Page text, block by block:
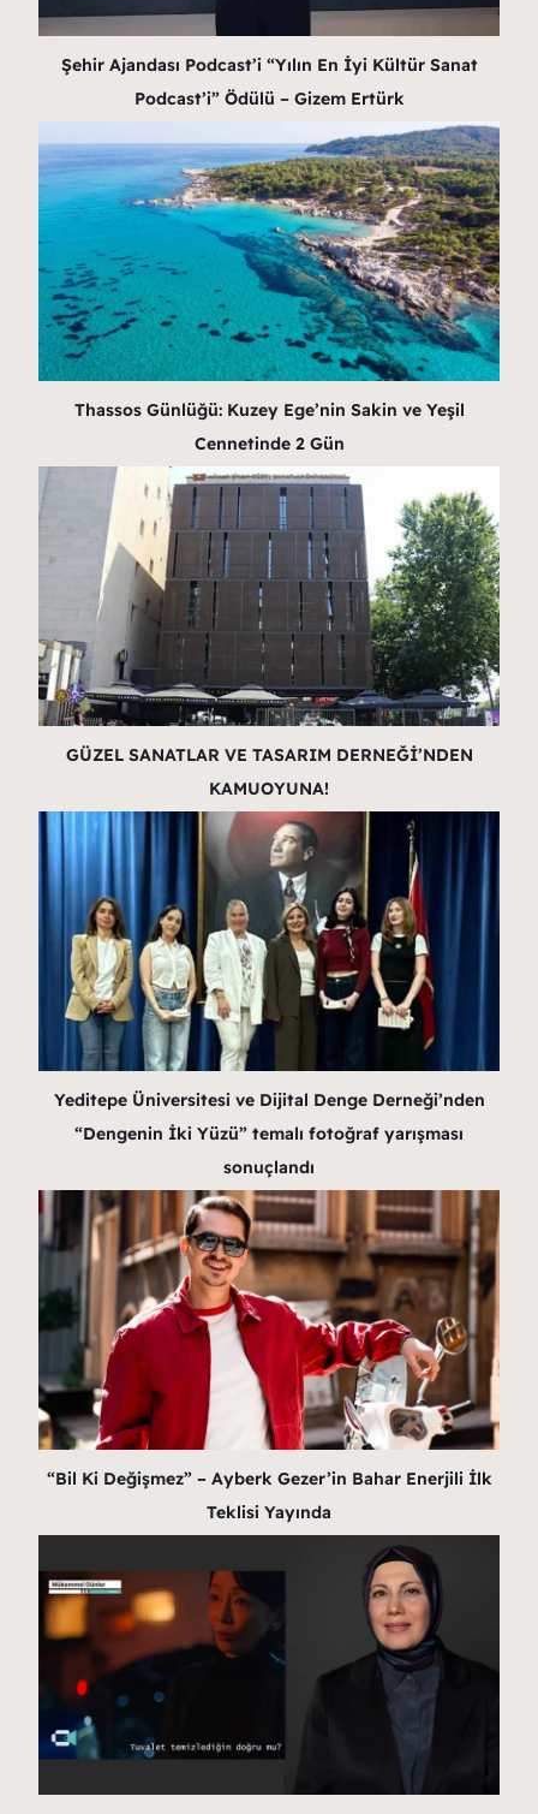
Şehir Ajandası Podcast’i “Yılın En İyi Kültür Sanat
Podcast’i” Ödülü – Gizem Ertürk
Thassos Günlüğü: Kuzey Ege’nin Sakin ve Yeşil
Cennetinde 2 Gün
GÜZEL SANATLAR VE TASARIM DERNEĞİ’NDEN
KAMUOYUNA!
Yeditepe Üniversitesi ve Dijital Denge Derneği’nden
“Dengenin İki Yüzü” temalı fotoğraf yarışması
sonuçlandı
“Bil Ki Değişmez” – Ayberk Gezer’in Bahar Enerjili İlk
Teklisi Yayında